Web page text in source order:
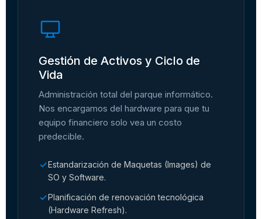
Gestión de Activos y Ciclo de
Vida
Administración total del parque informático.
Nos encargamos del hardware para que tu
equipo financiero solo vea un costo
predecible.
Estandarización de Maquetas (Images) de
SO y Software.
Planificación de renovación tecnológica
(Hardware Refresh).